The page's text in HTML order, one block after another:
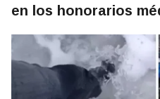
en los honorarios